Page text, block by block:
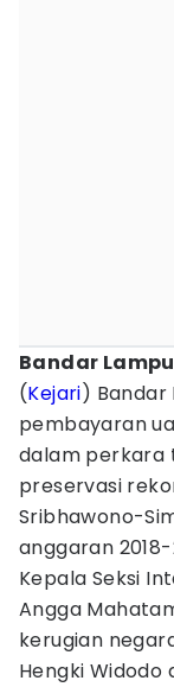
Bandar
(Kejari)
pembayaran
dalam perkara
preservasi
Sribhawono-
anggaran
Kepala Seksi
Angga
kerugian
Hengki Widodo